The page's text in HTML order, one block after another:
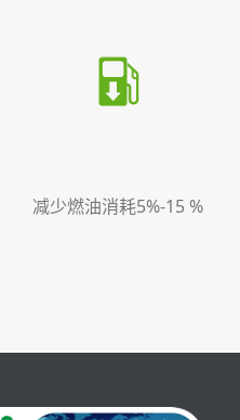
减少燃油消耗5%-15 %